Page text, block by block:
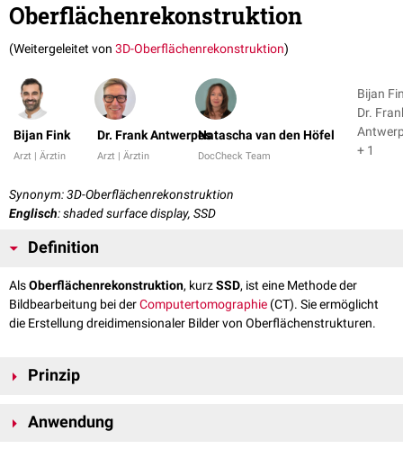
Oberflächenrekonstruktion
(Weitergeleitet von 3D-Oberflächenrekonstruktion)
Bijan Fink
Arzt | Ärztin
Dr. Frank Antwerpes
Arzt | Ärztin
Natascha van den Höfel
DocCheck Team
Bijan
Dr.
+ 1
Synonym: 3D-Oberflächenrekonstruktion
Englisch: shaded surface display, SSD
Definition
AlsOberflächenrekonstruktion, kurzSSD, ist eine Methode der
Bildbearbeitung bei derComputertomographie (CT). Sie ermöglicht
die Erstellung dreidimensionaler Bilder von Oberflächenstrukturen.
Prinzip
zunächst definiert werden. Mittels Segmentation wird hierfür das Objekt
Anwendung